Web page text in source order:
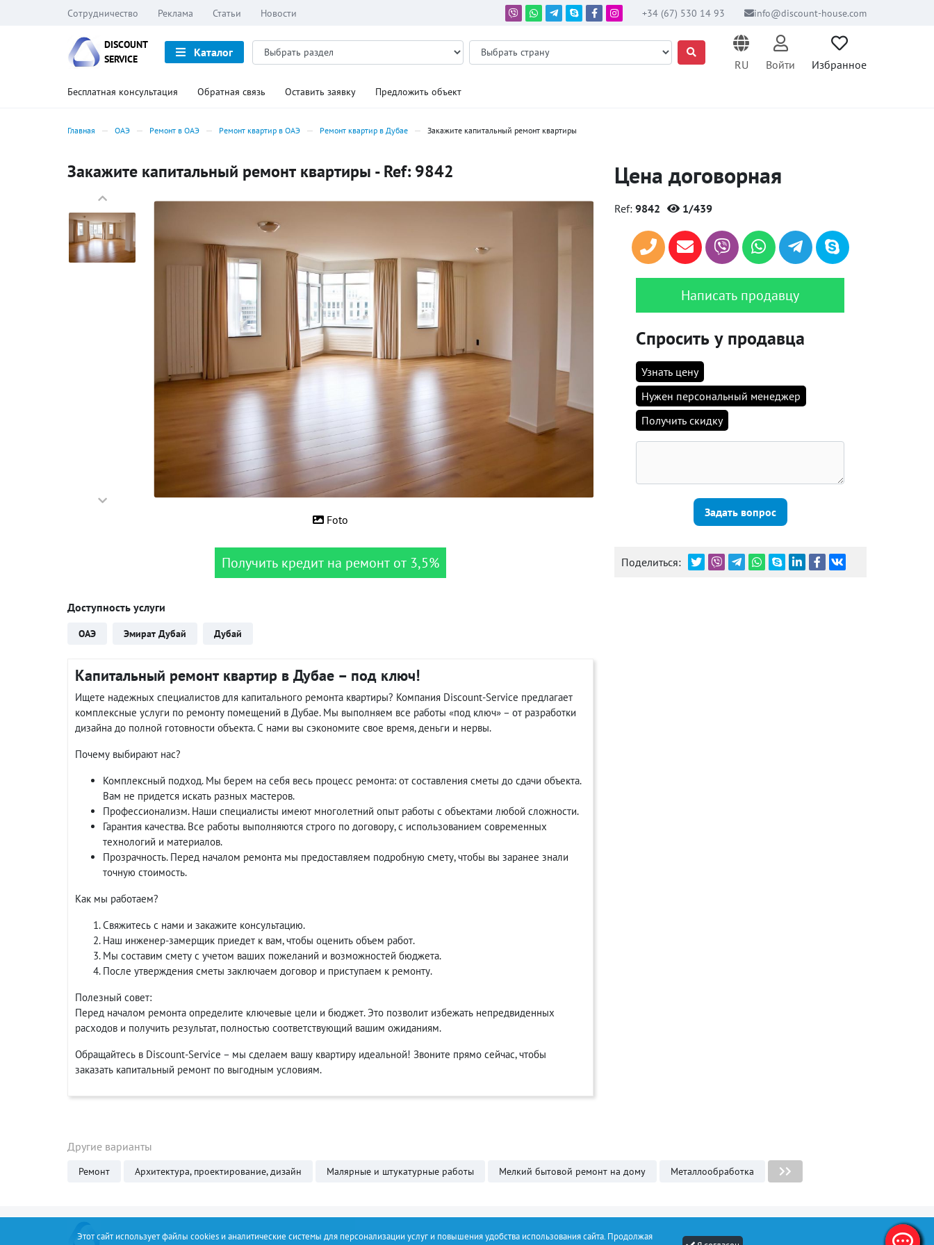
Этот сайт использует файлы cookies и аналитические системы для персонализации услуг и повышения удобства использования сайта. Продолжая
Сотрудничество Реклама Статьи Новости +34 (67) 530 14 93 info@discount-house.com
DISCOUNT
SERVICE
Каталог
RU
Войти Избранное
Бесплатная консультация Обратная связь Оставить заявку Предложить объект
Главная ОАЭ Ремонт в ОАЭ Ремонт квартир в ОАЭ Ремонт квартир в Дубае Закажите капитальный ремонт квартиры
Закажите капитальный ремонт квартиры - Ref: 9842
Foto
Получить кредит на ремонт от 3,5%
Доступность услуги
ОАЭ Эмират Дубай Дубай
Капитальный ремонт квартир в Дубае – под ключ!
Ищете надежных специалистов для капитального ремонта квартиры? Компания Discount-Service предлагает
комплексные услуги по ремонту помещений в Дубае. Мы выполняем все работы «под ключ» – от разработки
дизайна до полной готовности объекта. С нами вы сэкономите свое время, деньги и нервы.
Почему выбирают нас?
Комплексный подход. Мы берем на себя весь процесс ремонта: от составления сметы до сдачи объекта.
Вам не придется искать разных мастеров.
Профессионализм. Наши специалисты имеют многолетний опыт работы с объектами любой сложности.
Гарантия качества. Все работы выполняются строго по договору, с использованием современных
технологий и материалов.
Прозрачность. Перед началом ремонта мы предоставляем подробную смету, чтобы вы заранее знали
точную стоимость.
Как мы работаем?
Свяжитесь с нами и закажите консультацию.
Наш инженер-замерщик приедет к вам, чтобы оценить объем работ.
Мы составим смету с учетом ваших пожеланий и возможностей бюджета.
После утверждения сметы заключаем договор и приступаем к ремонту.
Полезный совет:
Перед началом ремонта определите ключевые цели и бюджет. Это позволит избежать непредвиденных
расходов и получить результат, полностью соответствующий вашим ожиданиям.
Обращайтесь в Discount-Service – мы сделаем вашу квартиру идеальной! Звоните прямо сейчас, чтобы
заказать капитальный ремонт по выгодным условиям.
Цена договорная
Ref: 9842 1/439
Написать продавцу
Спросить у продавца
Узнать цену
Нужен персональный менеджер
Получить скидку
Задать вопрос
Поделиться:
Другие варианты
Ремонт Архитектура, проектирование, дизайн Малярные и штукатурные работы Мелкий бытовой ремонт на дому Металлообработка